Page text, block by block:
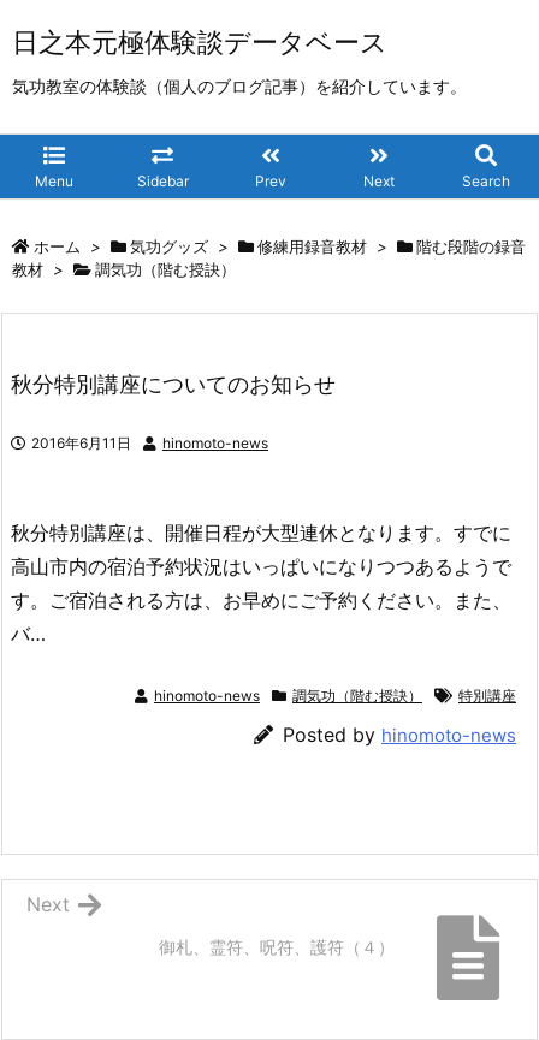
日之本元極体験談データベース
気功教室の体験談（個人のブログ記事）を紹介しています。
Menu Sidebar Prev Next Search
ホーム > 気功グッズ > 修練用録音教材 >
階む段階の録音
教材 > 調気功（階む授訣）
秋分特別講座についてのお知らせ
2016年6月11日 hinomoto-news
秋分特別講座は、開催日程が大型連休となります。すでに
高山市内の宿泊予約状況はいっぱいになりつつあるようで
す。ご宿泊される方は、お早めにご予約ください。また、
バ…
hinomoto-news 調気功（階む授訣） 特別講座
Posted by hinomoto-news
御札、霊符、呪符、護符（４）
Next